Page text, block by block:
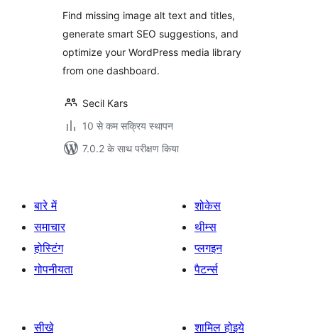
Find missing image alt text and titles,
generate smart SEO suggestions, and
optimize your WordPress media library
from one dashboard.
Secil Kars
10 से कम सक्रिय स्थापन
7.0.2 के साथ परीक्षण किया
बारे में
समाचार
होस्टिंग
गोपनीयता
शोकेस
थीम्स
प्लगइन
पैटर्न्स
सीखे
शामिल होइये